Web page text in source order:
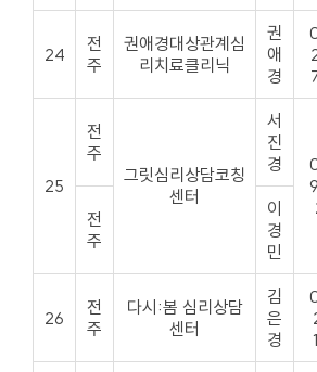
24
전
주
권애경대상관계심
리치료클리닉
권
애
경
25
전
주
그릿심리상담코칭
센터
서
진
경
전
주
이
경
민
26
전
주
다시:봄 심리상담
센터
김
은
경